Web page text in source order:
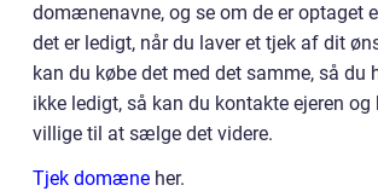
domænenavne, og se om de er optaget
det er ledigt, når du laver et tjek af dit
kan du købe det med det samme, så du
ikke ledigt, så kan du kontakte ejeren og
villige til at sælge det videre.
Tjek domæne her.